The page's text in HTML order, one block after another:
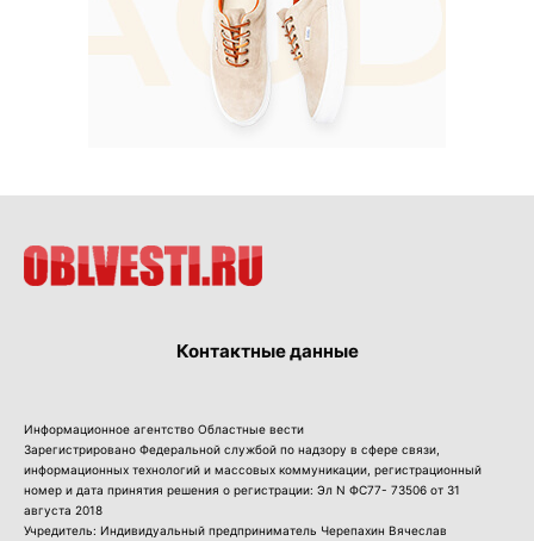
Контактные данные
Информационное агентство Областные вести
Зарегистрировано Федеральной службой по надзору в сфере связи,
информационных технологий и массовых коммуникации, регистрационный
номер и дата принятия решения о регистрации: Эл N ФС77- 73506 от 31
августа 2018
Учредитель: Индивидуальный предприниматель Черепахин Вячеслав